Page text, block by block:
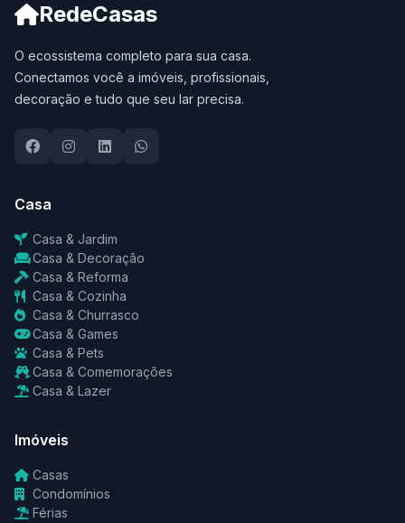
RedeCasas
O ecossistema completo para sua casa.
Conectamos você a imóveis, profissionais,
decoração e tudo que seu lar precisa.
Casa
Casa & Jardim
Casa & Decoração
Casa & Reforma
Casa & Cozinha
Casa & Churrasco
Casa & Games
Casa & Pets
Casa & Comemorações
Casa & Lazer
Imóveis
Casas
Condomínios
Férias